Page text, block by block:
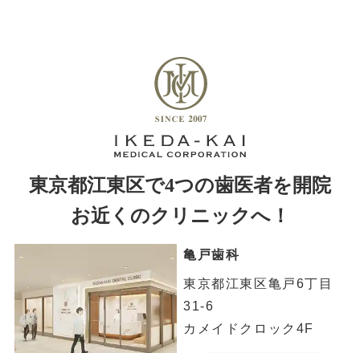
東京都江東区で4つの歯医者を開院
お近くのクリニックへ！
亀戸歯科
東京都江東区亀戸6丁目
31-6
カメイドクロック4F